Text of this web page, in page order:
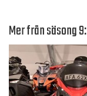
Mer från säsong 9: